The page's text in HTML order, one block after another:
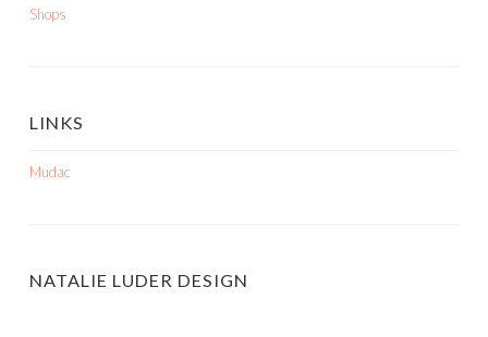
Shops
LINKS
Mudac
NATALIE LUDER DESIGN